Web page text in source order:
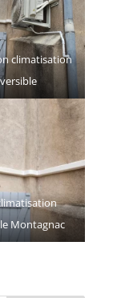
climatisation
Montagnac